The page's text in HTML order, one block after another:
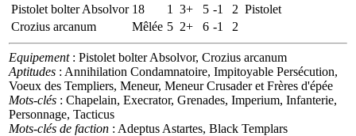
Pistolet bolter Absolvor 18 1 3+ 5 -1 2 Pistolet
Crozius arcanum
Mêlée 5 2+ 6 -1 2
Equipement: Pistolet bolter Absolvor, Crozius arcanum
Aptitudes : Annihilation Condamnatoire, Impitoyable Persécution,
Voeux des Templiers, Meneur, Meneur Crusader et Frères d'épée
Mots-clés : Chapelain, Execrator, Grenades, Imperium, Infanterie,
Personnage, Tacticus
Mots-clés de faction : Adeptus Astartes, Black Templars